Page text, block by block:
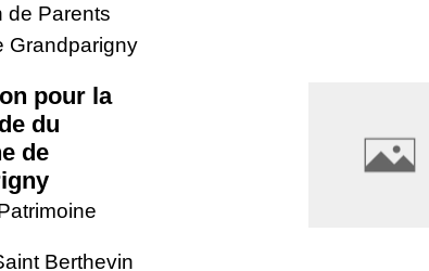
de Parents
Grandparigny
pour la
du
de
Berthevin